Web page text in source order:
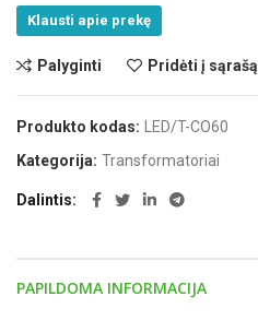
Klausti apie prekę
Palyginti Pridėti į sąrašą
Produkto kodas:
LED/T-CO60
Kategorija: Transformatoriai
Dalintis
PAPILDOMA INFORMACIJA